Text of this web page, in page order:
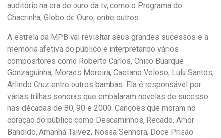
auditório na era de ouro da tv, como o Programa do
Chacrinha, Globo de Ouro, entre outros.
A estrela da MPB vai revisitar seus grandes sucessos e a
memória afetiva do público e interpretando vários
compositores como Roberto Carlos, Chico Buarque,
Gonzaguinha, Moraes Moreira, Caetano Veloso, Lulu Santos,
Arlindo Cruz entre outros bambas. Ela é responsável por
várias trilhas sonoras que embalaram novelas de sucesso
nas décadas de 80, 90 e 2000. Canções que moram no
coração do público como Descaminhos, Recado, Amor
Bandido, Amanhã Talvez, Nossa Senhora, Doce Prisão